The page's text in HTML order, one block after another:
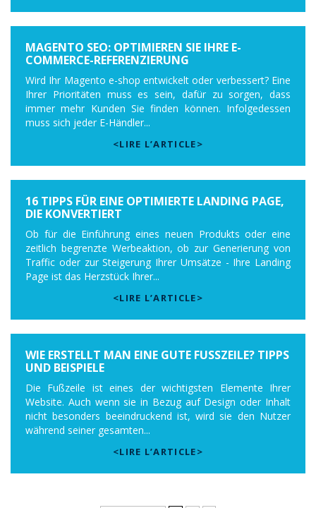
MAGENTO SEO: OPTIMIEREN SIE IHRE E-
COMMERCE-REFERENZIERUNG
Wird Ihr Magento e-shop entwickelt oder verbessert? Eine
Ihrer Prioritäten muss es sein, dafür zu sorgen, dass
immer mehr Kunden Sie finden können. Infolgedessen
muss sich jeder E-Händler...
<LIRE L’ARTICLE>
16 TIPPS FÜR EINE OPTIMIERTE LANDING PAGE,
DIE KONVERTIERT
Ob für die Einführung eines neuen Produkts oder eine
zeitlich begrenzte Werbeaktion, ob zur Generierung von
Traffic oder zur Steigerung Ihrer Umsätze - Ihre Landing
Page ist das Herzstück Ihrer...
<LIRE L’ARTICLE>
WIE ERSTELLT MAN EINE GUTE FUSSZEILE? TIPPS U
ND BEISPIELE
Die Fußzeile ist eines der wichtigsten Elemente Ihrer
Website. Auch wenn sie in Bezug auf Design oder Inhalt
nicht besonders beeindruckend ist, wird sie den Nutzer
während seiner gesamten...
<LIRE L’ARTICLE>